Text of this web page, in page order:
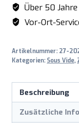
Über 50
Vor-Ort-
Artikelnummer: 27-
Kategorien: Sous Vide,
Beschreibung
Zusätzliche